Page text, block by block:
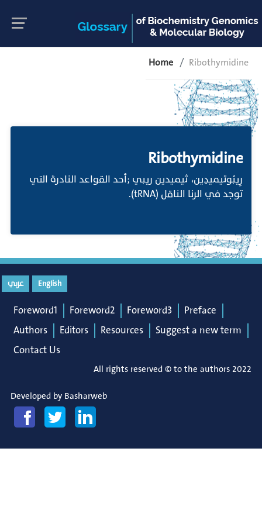
Home Ribothymidine
Ribothymidine
رِيبُوتيميدِين، ثيميدين ريبي ;أحد القواعد النادرة التي
توجد في الرنا الناقل (tRNA).
English عربي
Foreword1 Foreword2 Foreword3
Preface
Authors
Editors Resources
Suggest a new term
Contact Us
All rights reserved © to the authors 2022
Developed by Basharweb